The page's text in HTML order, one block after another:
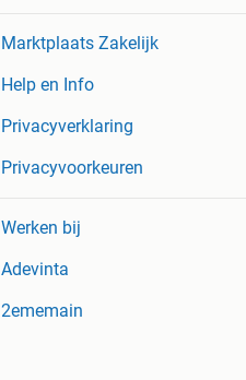
Marktplaats Zakelijk
Help en Info
Privacyverklaring
Privacyvoorkeuren
Werken bij
Adevinta
2ememain